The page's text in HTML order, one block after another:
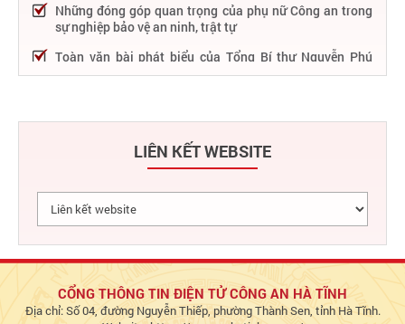
Những đóng góp quan trọng của phụ nữ Công an trong
sự nghiệp bảo vệ an ninh, trật tự
Toàn văn bài phát biểu của Tổng Bí thư Nguyễn Phú
Trọng tại Lễ kỷ niệm 75 năm Công an nhân dân học tập,
75 năm thực hiện Sáu điều Bác Hồ dạy - Lực lượng Công
quên thân, vì dân phục vụ"
27/2 – 04/3/2023
Phát huy thành tựu 50 năm phát triển công nghệ thông
tin trong Công an nhân dân
phần thúc đẩy phát triển kinh tế - xã hội
Chủ động bảo đảm an ninh, an toàn hệ thống thông tin,
LIÊN KẾT WEBSITE
CỔNG THÔNG TIN ĐIỆN TỬ CÔNG AN HÀ TĨNH
Địa chỉ: Số 04, đường Nguyễn Thiếp, phường Thành Sen, tỉnh Hà Tĩnh.